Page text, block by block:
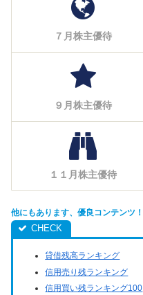
７月株主優待
９月株主優待
１１月株主優待
他にもあります、優良コンテンツ！
貸借残高ランキング
信用売り残ランキング
信用買い残ランキング100